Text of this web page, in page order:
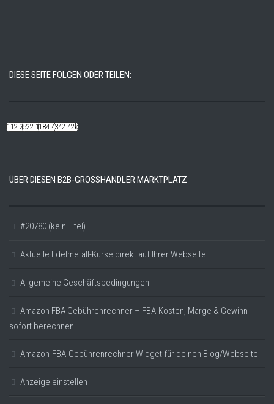
DIESE SEITE FOLGEN ODER TEILEN:
112.22k522.14k184.48k342.42k
ÜBER DIESEN B2B-GROSSHÄNDLER MARKTPLATZ
#20780 (kein Titel)
Aktuelle Edelmetall-Kurse direkt auf Ihrer Webseite
Allgemeine Geschäftsbedingungen
Amazon FBA Gebührenrechner – FBA-Kosten, Marge & Gewinn
sofort berechnen
Amazon-FBA-Gebührenrechner Widget für deinen Blog/Webseite
Anzeige einstellen